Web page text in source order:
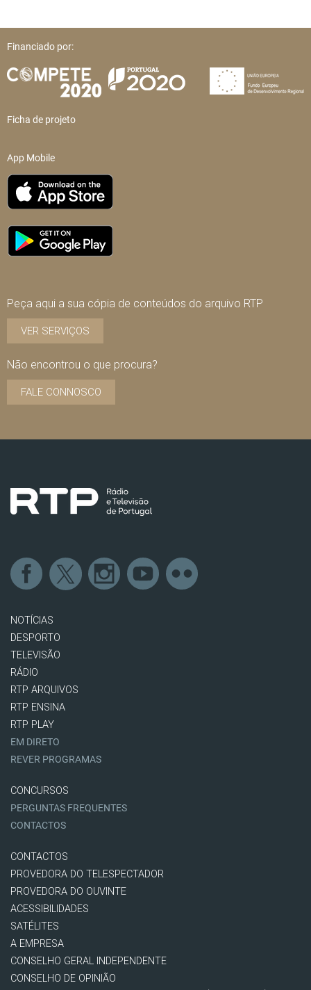
Financiado por:
Ficha de projeto
App Mobile
Peça aqui a sua cópia de conteúdos do arquivo RTP
VER SERVIÇOS
Não encontrou o que procura?
FALE CONNOSCO
NOTÍCIAS
DESPORTO
TELEVISÃO
RÁDIO
RTP ARQUIVOS
RTP ENSINA
RTP PLAY
EM DIRETO
REVER PROGRAMAS
CONCURSOS
PERGUNTAS FREQUENTES
CONTACTOS
CONTACTOS
PROVEDORA DO TELESPECTADOR
PROVEDORA DO OUVINTE
ACESSIBILIDADES
SATÉLITES
A EMPRESA
CONSELHO GERAL INDEPENDENTE
CONSELHO DE OPINIÃO